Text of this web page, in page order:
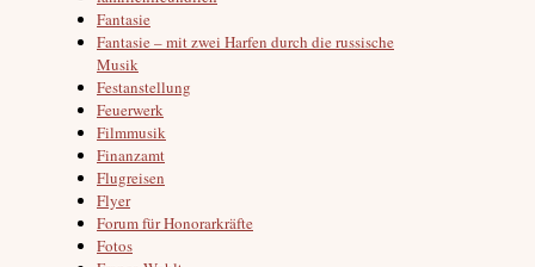
Fantasie
Fantasie – mit zwei Harfen durch die russische
Musik
Festanstellung
Feuerwerk
Filmmusik
Finanzamt
Flugreisen
Flyer
Forum für Honorarkräfte
Fotos